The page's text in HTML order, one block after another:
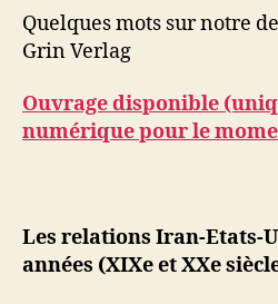
Quelques mots sur notre
Grin Verlag
Ouvrage disponible
numérique pour le
Les relations Iran-Etats-
années (XIXe et XXe